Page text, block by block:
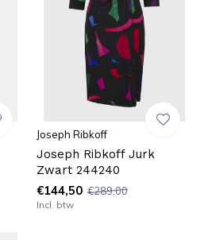
Joseph Ribkoff
Joseph Ribkoff Jurk
Zwart 244240
€144,50 €289,00
Incl. btw